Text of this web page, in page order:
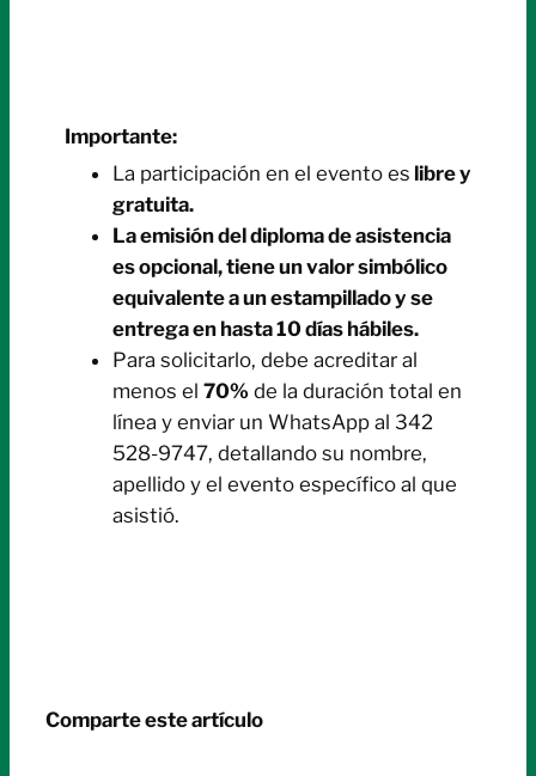
Importante:
La participación en el evento es libre y
gratuita.
La emisión del diploma de asistencia
es opcional, tiene un valor simbólico
equivalente a un estampillado y se
entrega en hasta 10 días hábiles.
Para solicitarlo, debe acreditar al
menos el 70% de la duración total en
línea y enviar un WhatsApp al 342
528-9747, detallando su nombre,
apellido y el evento específico al que
asistió.
Comparte este artículo